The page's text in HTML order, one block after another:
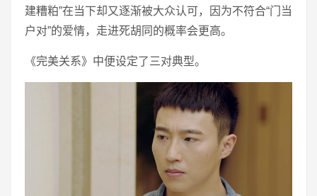
建糟粕”在当下却又逐渐被大众认可，因为不符合“门当
户对”的爱情，走进死胡同的概率会更高。
《完美关系》中便设定了三对典型。